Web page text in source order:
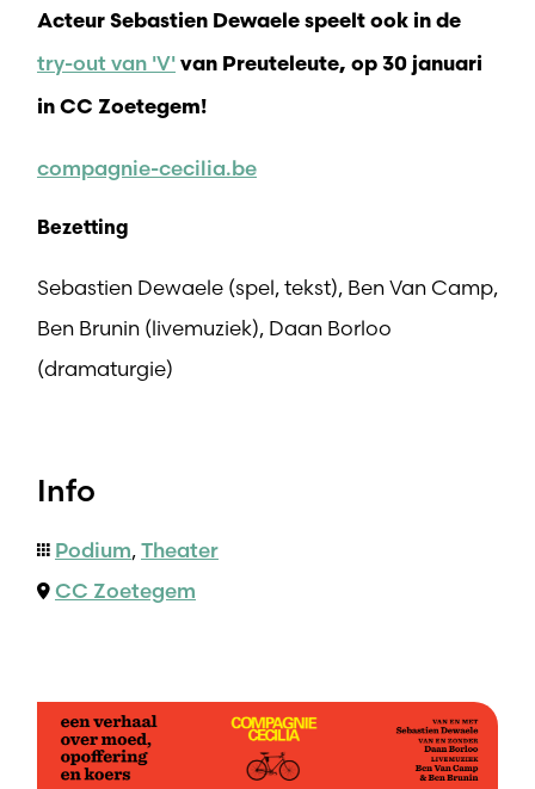
Acteur Sebastien Dewaele speelt ook in de
try-out van 'V' van Preuteleute, op 30 januari
in CC Zoetegem!
compagnie-cecilia.be
Bezetting
Sebastien Dewaele (spel, tekst), Ben Van Camp,
Ben Brunin (livemuziek), Daan Borloo
(dramaturgie)
Info
Podium,Theater
CC Zoetegem